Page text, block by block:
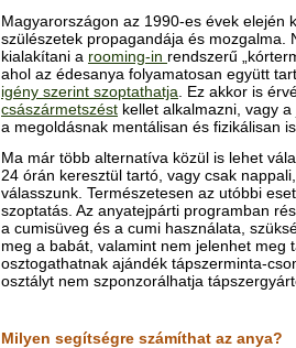
Magyarországon az 1990-es évek elején
szülészetek propagandája és mozgalma.
kialakítani a rooming-in rendszerű
ahol az édesanya folyamatosan együtt
igény szerint szoptathatja . Ez akkor is
császármetszést kellet alkalmazni, vagy
a megoldásnak mentálisan és fizikálisan
Ma már több alternatíva közül is lehet
24 órán keresztül tartó, vagy csak
válasszunk. Természetesen az utóbbi
szoptatás. Az anyatejpárti programban
a cumisüveg és a cumi használata,
meg a babát, valamint nem jelenhet meg
osztogathatnak ajándék tápszerminta-
osztályt nem szponzorálhatja
Milyen segítségre számíthat az anya?